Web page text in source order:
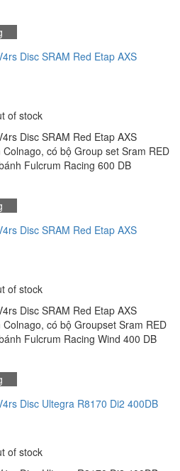
Disc SRAM Red Etap AXS
of stock
Disc SRAM Red Etap AXS
có bộ Group set Sram RED
Fulcrum Racing 600 DB
Disc SRAM Red Etap AXS
of stock
Disc SRAM Red Etap AXS
có bộ Groupset Sram RED
Fulcrum Racing Wind 400 DB
Disc Ultegra R8170 Di2 400DB
of stock